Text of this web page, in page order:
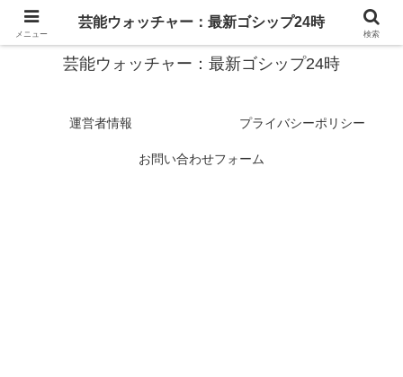
スターたちの裏側を徹底追跡！話題のゴシップがここに集結
芸能ウォッチャー：最新ゴシップ24時
運営者情報 プライバシーポリシー
お問い合わせフォーム
メニュー
芸能ウォッチャー：最新ゴシップ24時
検索